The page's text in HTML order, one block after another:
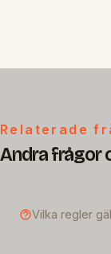
Relaterade
Andra frågor
Vilka regler